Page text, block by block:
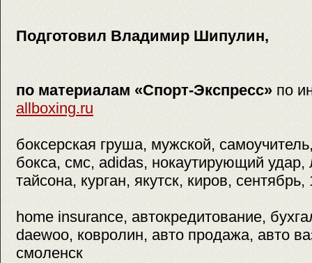
Подготовил Владимир Шипулин,
по материалам «Спорт-Экспресс» по
allboxing.ru
боксерская груша, мужской,
бокса, смс, adidas, нокаутирующий
тайсона, курган, якутск, киров,
home insurance, автокредитование,
daewoo, ковролин, авто продажа, авто
смоленск